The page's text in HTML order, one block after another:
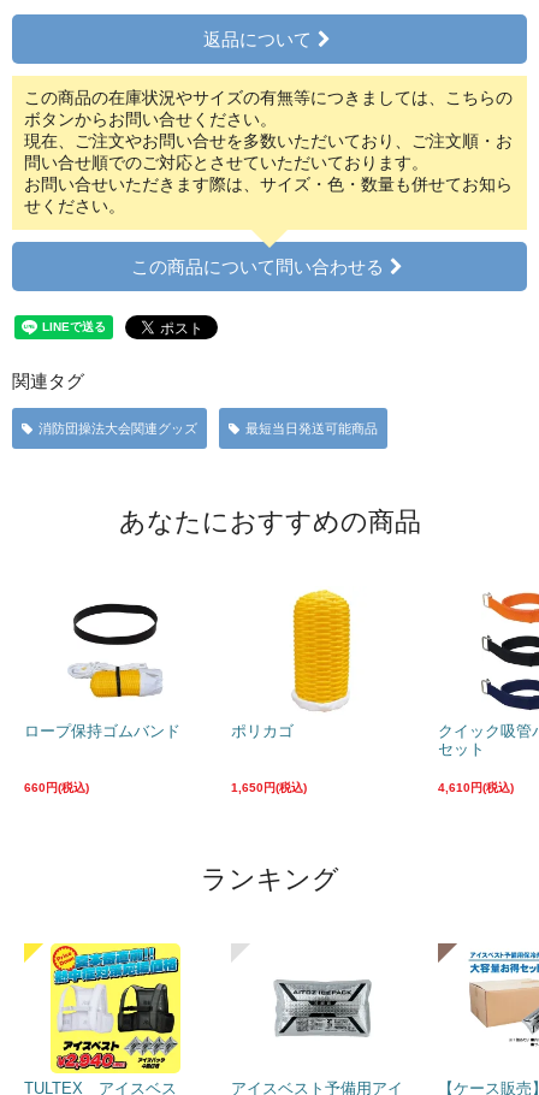
返品について
この商品の在庫状況やサイズの有無等につきましては、こちらの
ボタンからお問い合せください。
現在、ご注文やお問い合せを多数いただいており、ご注文順・お
問い合せ順でのご対応とさせていただいております。
お問い合せいただきます際は、サイズ・色・数量も併せてお知ら
せください。
この商品について問い合わせる
関連タグ
消防団操法大会関連グッズ 最短当日発送可能商品
あなたにおすすめの商品
ロープ保持ゴムバンド
660円(税込)
ポリカゴ
1,650円(税込)
クイック吸
セット
4,610円(税込)
ランキング
TULTEX アイスベス アイスベスト予備用アイ 【ケース販